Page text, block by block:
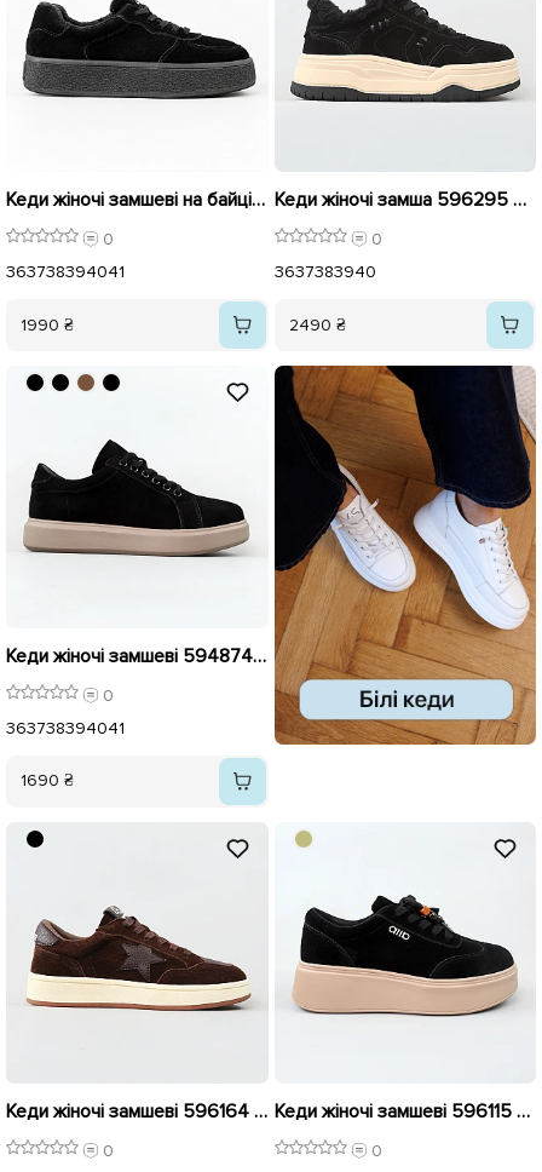
Кеди жіночі замшеві на байці 596051 Чорні
0
363738394041
1990 ₴
Кеди жіночі замша 596295 Чорний
0
3637383940
2490 ₴
Кеди жіночі замшеві 594874 Чорні
0
363738394041
1690 ₴
Кеди жіночі замшеві 596164 Шоколад
0
Кеди жіночі замшеві 596115 Чорні
0